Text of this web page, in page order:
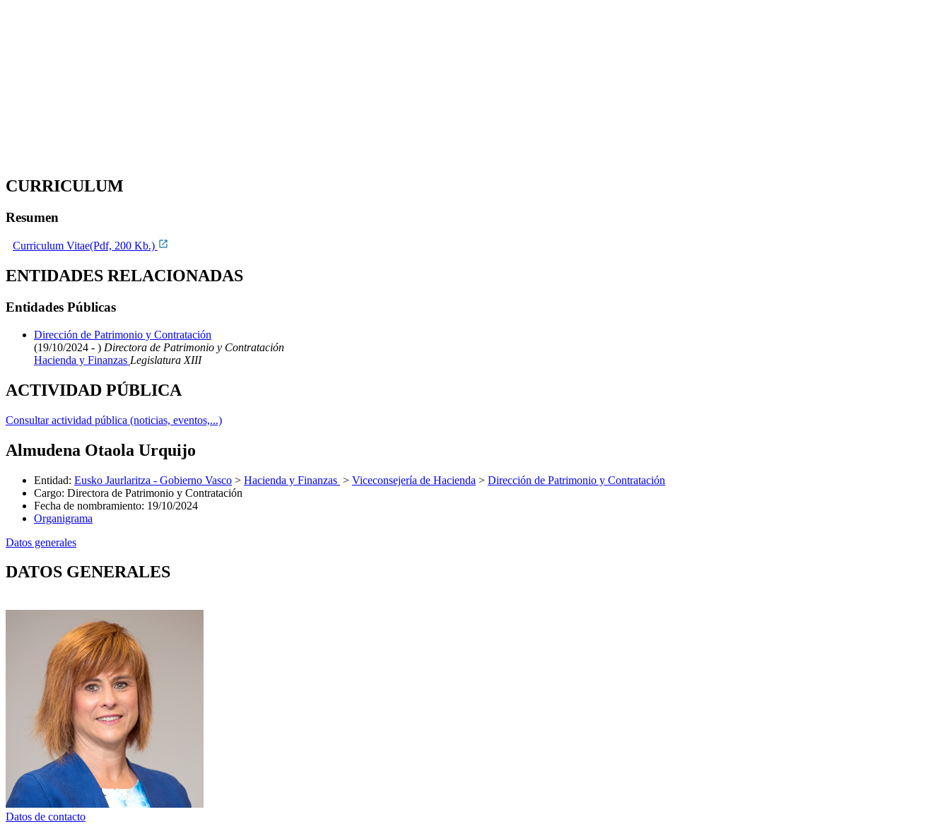
CURRICULUM
Resumen
Curriculum Vitae(Pdf, 200 Kb.)
ENTIDADES RELACIONADAS
Entidades Públicas
Dirección de Patrimonio y Contratación
(19/10/2024 - ) Directora de Patrimonio y Contratación
Hacienda y Finanzas Legislatura XIII
ACTIVIDAD PÚBLICA
Consultar actividad pública (noticias, eventos,...)
Almudena Otaola Urquijo
Entidad: Eusko Jaurlaritza - Gobierno Vasco > Hacienda y Finanzas > Viceconsejería de Hacienda > Dirección de Patrimonio y Contratación
Cargo: Directora de Patrimonio y Contratación
Fecha de nombramiento: 19/10/2024
Organigrama
Datos generales
DATOS GENERALES
Datos de contacto